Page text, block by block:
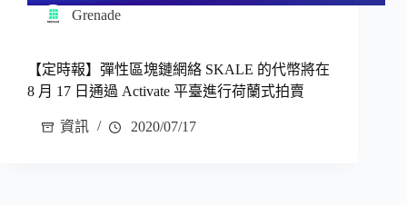
Grenade
【定時報】彈性區塊鏈網絡 SKALE 的代幣將在
8 月 17 日通過 Activate 平臺進行荷蘭式拍賣
資訊 2020/07/17